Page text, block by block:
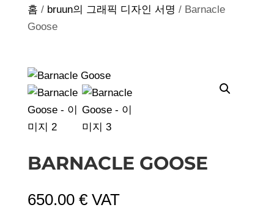
홈 / bruun의 그래픽 디자인 서명 / Barnacle
Goose
BARNACLE GOOSE
650.00 € VAT